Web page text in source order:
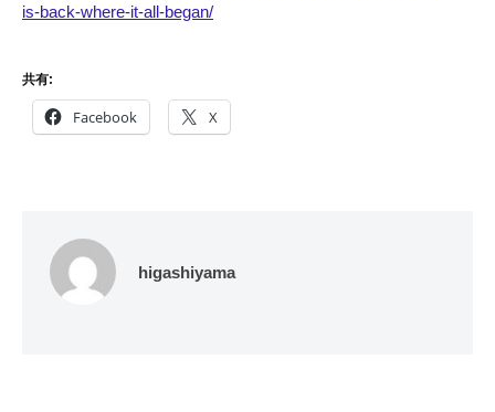
is-back-where-it-all-began/
共有:
Facebook X
higashiyama